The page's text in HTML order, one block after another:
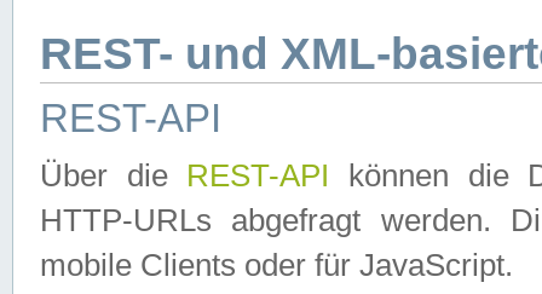
REST- und XML-
REST-API
Über die REST-API können die
HTTP-URLs abgefragt werden.
mobile Clients oder für JavaScript.